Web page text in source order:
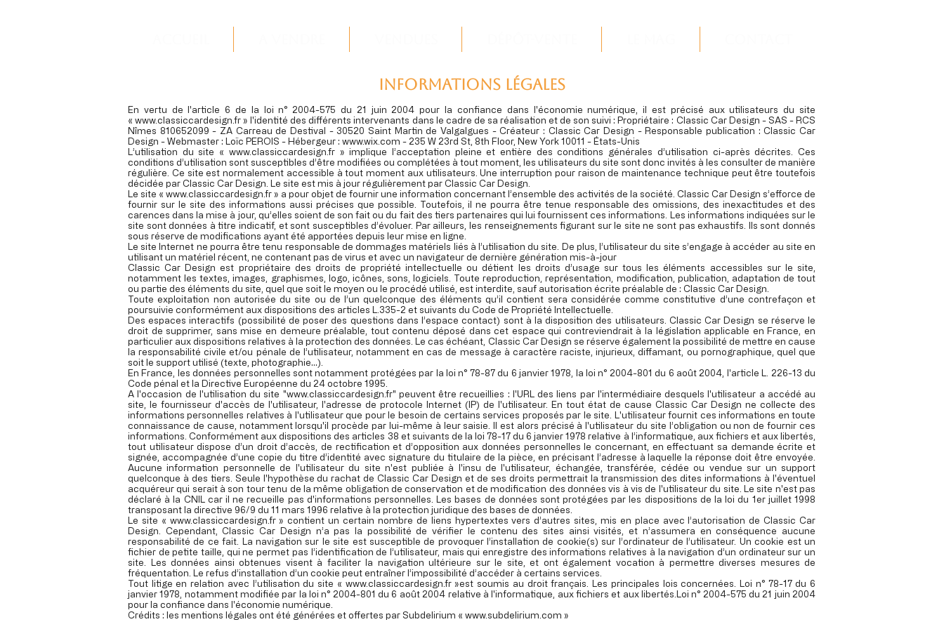
Informations légales
En vertu de l'article 6 de la loi n° 2004-575 du 21 juin 2004 pour la confiance dans l'économie numérique, il est précisé aux utilisateurs du site
«www.classiccardesign.fr » l'identité des différents intervenants dans le cadre de sa réalisation et de son suivi : Propriétaire : Classic Car Design - SAS - RCS
Nîmes 810652099 - ZA Carreau de Destival - 30520 Saint Martin de Valgalgues - Créateur : Classic Car Design - Responsable publication : Classic Car
Design - Webmaster : Loïc PEROIS - Hébergeur : www.wix.com - 235 W 23rd St, 8th Floor, New York 10011 - États-Unis
L’utilisation du site « www.classiccardesign.fr» implique l’acceptation pleine et entière des conditions générales d’utilisation ci-après décrites. Ces
conditions d’utilisation sont susceptibles d’être modifiées ou complétées à tout moment, les utilisateurs du site sont donc invités à les consulter de manière
régulière. Ce site est normalement accessible à tout moment aux utilisateurs. Une interruption pour raison de maintenance technique peut être toutefois
décidée par Classic Car Design. Le site est mis à jour régulièrement par Classic Car Design.
Le site « www.classiccardesign.fr » a pour objet de fournir une information concernant l’ensemble des activités de la société. Classic Car Design s’efforce de
fournir sur le site des informations aussi précises que possible. Toutefois, il ne pourra être tenue responsable des omissions, des inexactitudes et des
carences dans la mise à jour, qu’elles soient de son fait ou du fait des tiers partenaires qui lui fournissent ces informations. Les informations indiquées sur le
site sont données à titre indicatif, et sont susceptibles d’évoluer. Par ailleurs, les renseignements figurant sur le site ne sont pas exhaustifs. Ils sont donnés
sous réserve de modifications ayant été apportées depuis leur mise en ligne.
Le site Internet ne pourra être tenu responsable de dommages matériels liés à l’utilisation du site. De plus, l’utilisateur du site s’engage à accéder au site en
utilisant un matériel récent, ne contenant pas de virus et avec un navigateur de dernière génération mis-à-jour
Classic Car Design est propriétaire des droits de propriété intellectuelle ou détient les droits d’usage sur tous les éléments accessibles sur le site,
notamment les textes, images, graphismes, logo, icônes, sons, logiciels. Toute reproduction, représentation, modification, publication, adaptation de tout
ou partie des éléments du site, quel que soit le moyen ou le procédé utilisé, est interdite, sauf autorisation écrite préalable de : Classic Car Design.
Toute exploitation non autorisée du site ou de l’un quelconque des éléments qu’il contient sera considérée comme constitutive d’une contrefaçon et
poursuivie conformément aux dispositions des articles L.335-2 et suivants du Code de Propriété Intellectuelle.
Des espaces interactifs (possibilité de poser des questions dans l’espace contact) sont à la disposition des utilisateurs. Classic Car Design se réserve le
droit de supprimer, sans mise en demeure préalable, tout contenu déposé dans cet espace qui contreviendrait à la législation applicable en France, en
particulier aux dispositions relatives à la protection des données. Le cas échéant, Classic Car Design se réserve également la possibilité de mettre en cause
la responsabilité civile et/ou pénale de l’utilisateur, notamment en cas de message à caractère raciste, injurieux, diffamant, ou pornographique, quel que
soit le support utilisé (texte, photographie…).
En France, les données personnelles sont notamment protégées par la loi n° 78-87 du 6 janvier 1978, la loi n° 2004-801 du 6 août 2004, l'article L. 226-13 du
Code pénal et la Directive Européenne du 24 octobre 1995.
A l'occasion de l'utilisation du site "www.classiccardesign.fr" peuvent être recueillies : l'URL des liens par l'intermédiaire desquels l'utilisateur a accédé au
site, le fournisseur d'accès de l'utilisateur, l'adresse de protocole Internet (IP) de l'utilisateur. En tout état de cause Classic Car Design ne collecte des
informations personnelles relatives à l'utilisateur que pour le besoin de certains services proposés par le site. L'utilisateur fournit ces informations en toute
connaissance de cause, notamment lorsqu'il procède par lui-même à leur saisie. Il est alors précisé à l'utilisateur du site l’obligation ou non de fournir ces
informations. Conformément aux dispositions des articles 38 et suivants de la loi 78-17 du 6 janvier 1978 relative à l’informatique, aux fichiers et aux libertés,
tout utilisateur dispose d’un droit d’accès, de rectification et d’opposition aux données personnelles le concernant, en effectuant sa demande écrite et
signée, accompagnée d’une copie du titre d’identité avec signature du titulaire de la pièce, en précisant l’adresse à laquelle la réponse doit être envoyée.
Aucune information personnelle de l'utilisateur du site n'est publiée à l'insu de l'utilisateur, échangée, transférée, cédée ou vendue sur un support
quelconque à des tiers. Seule l'hypothèse du rachat de Classic Car Design et de ses droits permettrait la transmission des dites informations à l'éventuel
acquéreur qui serait à son tour tenu de la même obligation de conservation et de modification des données vis à vis de l'utilisateur du site. Le site n'est pas
déclaré à la CNIL car il ne recueille pas d'informations personnelles. Les bases de données sont protégées par les dispositions de la loi du 1er juillet 1998
transposant la directive 96/9 du 11 mars 1996 relative à la protection juridique des bases de données.
Le site « www.classiccardesign.fr» contient un certain nombre de liens hypertextes vers d’autres sites, mis en place avec l’autorisation de Classic Car
Design. Cependant, Classic Car Design n’a pas la possibilité de vérifier le contenu des sites ainsi visités, et n’assumera en conséquence aucune
responsabilité de ce fait. La navigation sur le site est susceptible de provoquer l’installation de cookie(s) sur l’ordinateur de l’utilisateur. Un cookie est un
fichier de petite taille, qui ne permet pas l’identification de l’utilisateur, mais qui enregistre des informations relatives à la navigation d’un ordinateur sur un
site. Les données ainsi obtenues visent à faciliter la navigation ultérieure sur le site, et ont également vocation à permettre diverses mesures de
fréquentation. Le refus d’installation d’un cookie peut entraîner l’impossibilité d’accéder à certains services.
Tout litige en relation avec l’utilisation du site « www.classiccardesign.fr»est soumis au droit français. Les principales lois concernées. Loi n° 78-17 du 6
janvier 1978, notamment modifiée par la loi n° 2004-801 du 6 août 2004 relative à l'informatique, aux fichiers et aux libertés.Loi n° 2004-575 du 21 juin 2004
pour la confiance dans l'économie numérique.
Crédits : les mentions légales ont été générées et offertes par Subdelirium « www.subdelirium.com »